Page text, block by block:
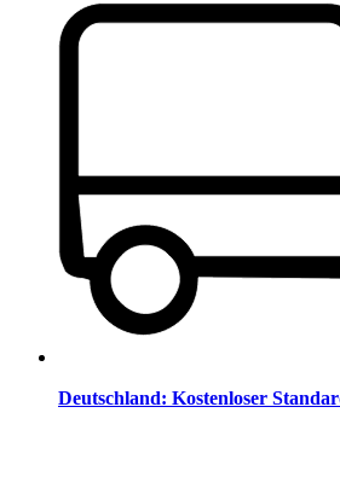
Deutschland: Kostenloser